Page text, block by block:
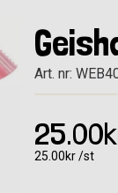
Art. nr:
25.00kr /st